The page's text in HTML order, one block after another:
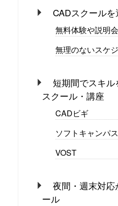
CADスクール
無料体験や説明
無理のないスケ
短期間でスキ
スクール・講座
CADビギ
ソフトキャンパス
VOST
夜間・週末対応
ール